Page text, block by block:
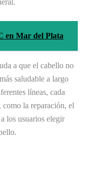
en Mar del Plata
a que el cabello no
saludable a largo
líneas, cada
como la reparación, el
los usuarios elegir